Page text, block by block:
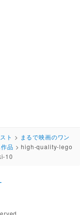
ト > まるで映画のワン
品 >high-quality-lego
10